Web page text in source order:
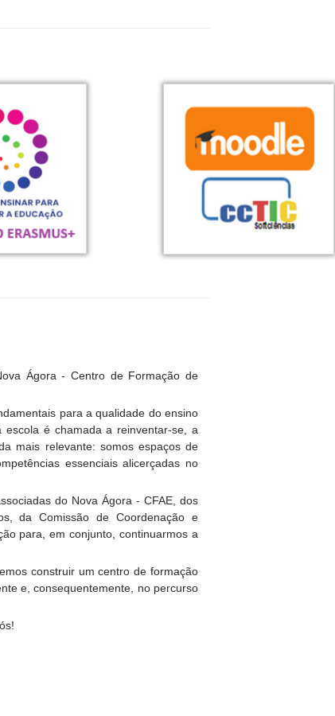
Ágora - Centro de Formação de
para a qualidade do ensino
é chamada a reinventar-se, a
mais relevante: somos espaços de
essenciais alicerçadas no
do Nova Ágora - CFAE, dos
da Comissão de Coordenação e
para, em conjunto, continuarmos a
construir um centro de formação
e, consequentemente, no percurso